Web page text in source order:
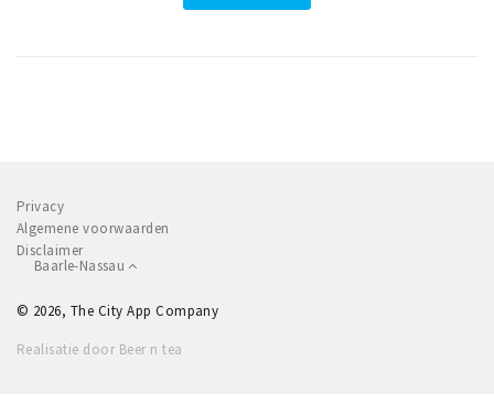
Privacy
Algemene voorwaarden
Disclaimer
Baarle-Nassau
© 2026, The City App Company
Realisatie door Beer n tea